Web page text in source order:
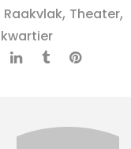
Raakvlak, Theater,